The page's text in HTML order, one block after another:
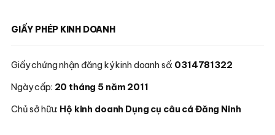
GIẤY PHÉP KINH DOANH
Giấy chứng nhận đăng ký kinh doanh số: 0314781322
Ngày cấp: 20 tháng 5 năm 2011
Chủ sở hữu: Hộ kinh doanh Dụng cụ câu cá Đăng Ninh